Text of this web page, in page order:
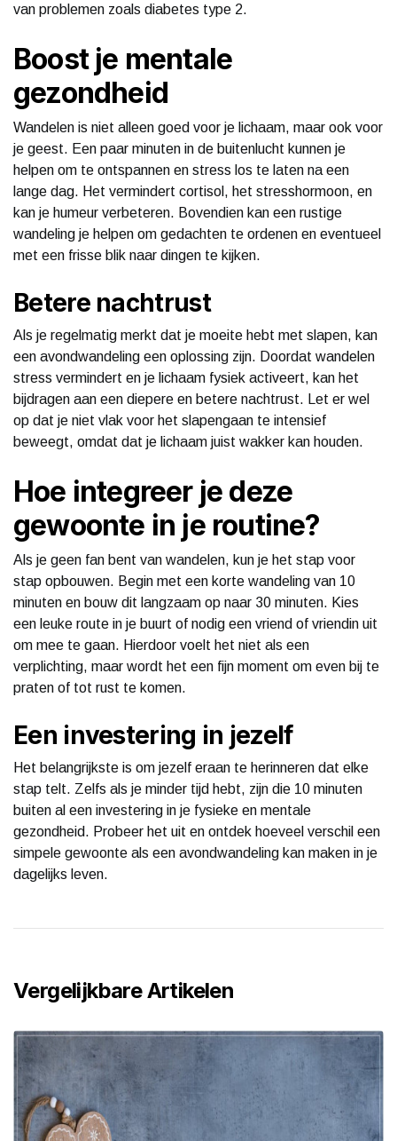
van problemen zoals diabetes type 2.
Boost je mentale
gezondheid
Wandelen is niet alleen goed voor je lichaam, maar ook voor
je geest. Een paar minuten in de buitenlucht kunnen je
helpen om te ontspannen en stress los te laten na een
lange dag. Het vermindert cortisol, het stresshormoon, en
kan je humeur verbeteren. Bovendien kan een rustige
wandeling je helpen om gedachten te ordenen en eventueel
met een frisse blik naar dingen te kijken.
Betere nachtrust
Als je regelmatig merkt dat je moeite hebt met slapen, kan
een avondwandeling een oplossing zijn. Doordat wandelen
stress vermindert en je lichaam fysiek activeert, kan het
bijdragen aan een diepere en betere nachtrust. Let er wel
op dat je niet vlak voor het slapengaan te intensief
beweegt, omdat dat je lichaam juist wakker kan houden.
Hoe integreer je deze
gewoonte in je routine?
Als je geen fan bent van wandelen, kun je het stap voor
stap opbouwen. Begin met een korte wandeling van 10
minuten en bouw dit langzaam op naar 30 minuten. Kies
een leuke route in je buurt of nodig een vriend of vriendin uit
om mee te gaan. Hierdoor voelt het niet als een
verplichting, maar wordt het een fijn moment om even bij te
praten of tot rust te komen.
Een investering in jezelf
Het belangrijkste is om jezelf eraan te herinneren dat elke
stap telt. Zelfs als je minder tijd hebt, zijn die 10 minuten
buiten al een investering in je fysieke en mentale
gezondheid. Probeer het uit en ontdek hoeveel verschil een
simpele gewoonte als een avondwandeling kan maken in je
dagelijks leven.
Vergelijkbare Artikelen